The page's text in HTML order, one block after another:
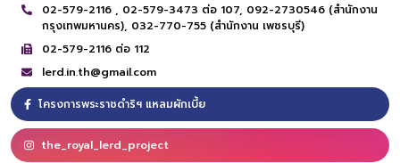
02-579-2116 , 02-579-3473 ต่อ 107, 092-2730546 (สำนักงาน
กรุงเทพมหานคร), 032-770-755 (สำนักงาน เพชรบุรี)
02-579-2116 ต่อ 112
lerd.in.th@gmail.com
โครงการพระราชดำริฯ แหลมผักเบี้ย
the_royal_lerd_project